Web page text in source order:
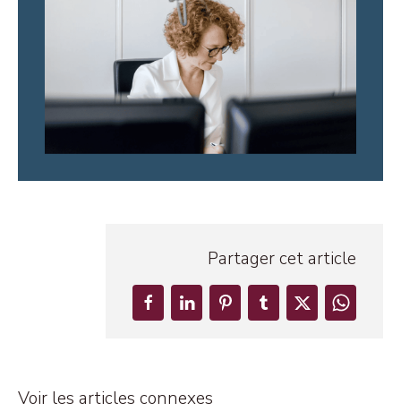
Partager cet article
Voir les articles connexes